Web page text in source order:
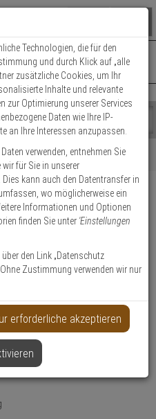
IM WARENKORB
Warenkorb ist momentan leer.
()
Fertig
- 16:30 | Fr.: 8:00 - 14:00 Uhr
nutzen
2
Technologien, die für den
und durch Klick auf „alle
zusätzliche Cookies, um Ihr
Inhalte und relevante
zur Optimierung unserer Services
Daten wie Ihre IP-
an Ihre Interessen anzupassen.
Daten verwenden, entnehmen Sie
für Sie in unserer
kann auch den Datentransfer in
wo möglicherweise ein
Informationen und Optionen
finden Sie unter 'Einstellungen
den Link „Datenschutz
Zustimmung verwenden wir nur
erforderliche akzeptieren